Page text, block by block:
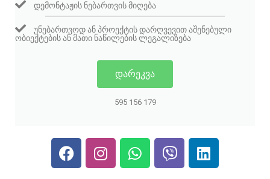
ᲓᲔᲛᲝᲜᲢᲐᲟᲘᲡ ᲜᲔᲑᲐᲠᲗᲕᲘᲡ ᲛᲘᲦᲔᲑᲐ
ᲣᲜᲔᲑᲐᲠᲗᲕᲝᲓ ᲐᲜ ᲞᲠᲝᲔᲥᲢᲘᲡ ᲓᲐᲠᲦᲕᲔᲕᲘᲗ ᲐᲨᲔᲜᲔᲑᲣᲚᲘ
ᲝᲑᲘᲔᲥᲢᲔᲑᲘᲡ ᲐᲜ ᲛᲐᲗᲘ ᲜᲐᲬᲘᲚᲔᲑᲘᲡ ᲚᲔᲒᲐᲚᲘᲖᲔᲑᲐ
ᲓᲐᲠᲔᲙᲕᲐ
595 156 179